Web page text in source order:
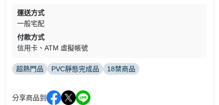
運送方式
一般宅配
付款方式
信用卡
ATM 虛擬帳號
超熱門品 PVC靜態完成品 18禁商品
分享商品到